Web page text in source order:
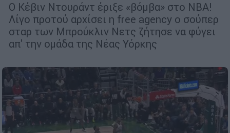
Ο Κέβιν Ντουράντ έριξε «βόμβα» στο NBA!
Λίγο προτού αρχίσει η free agency ο σούπερ
σταρ των Μπρούκλιν Νετς ζήτησε να φύγει
απ' την ομάδα της Νέας Υόρκης